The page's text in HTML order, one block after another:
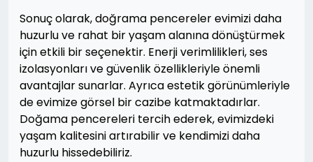
Sonuç olarak, doğrama pencereler evimizi daha
huzurlu ve rahat bir yaşam alanına dönüştürmek
için etkili bir seçenektir. Enerji verimlilikleri, ses
izolasyonları ve güvenlik özellikleriyle önemli
avantajlar sunarlar. Ayrıca estetik görünümleriyle
de evimize görsel bir cazibe katmaktadırlar.
Doğama pencereleri tercih ederek, evimizdeki
yaşam kalitesini artırabilir ve kendimizi daha
huzurlu hissedebiliriz.